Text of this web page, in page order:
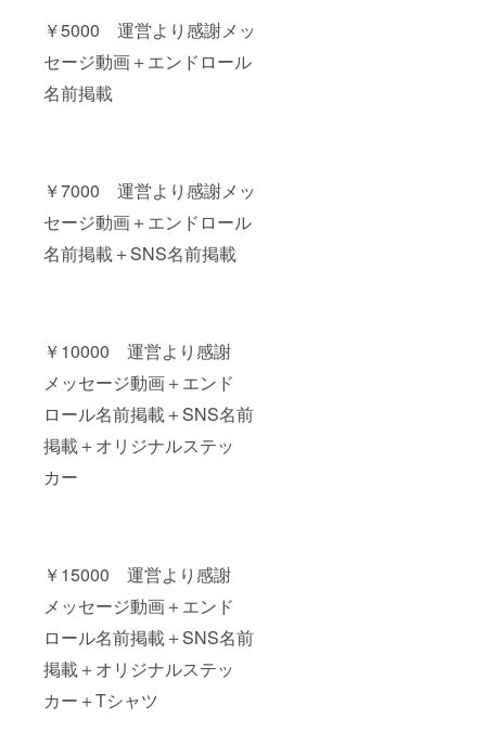
￥5000 運営より感謝メッ
セージ動画＋エンドロール
名前掲載
￥7000 運営より感謝メッ
セージ動画＋エンドロール
名前掲載＋SNS名前掲載
￥10000 運営より感謝
メッセージ動画＋エンド
ロール名前掲載＋SNS名前
掲載＋オリジナルステッ
カー
￥15000 運営より感謝
メッセージ動画＋エンド
ロール名前掲載＋SNS名前
掲載＋オリジナルステッ
カー＋Tシャツ